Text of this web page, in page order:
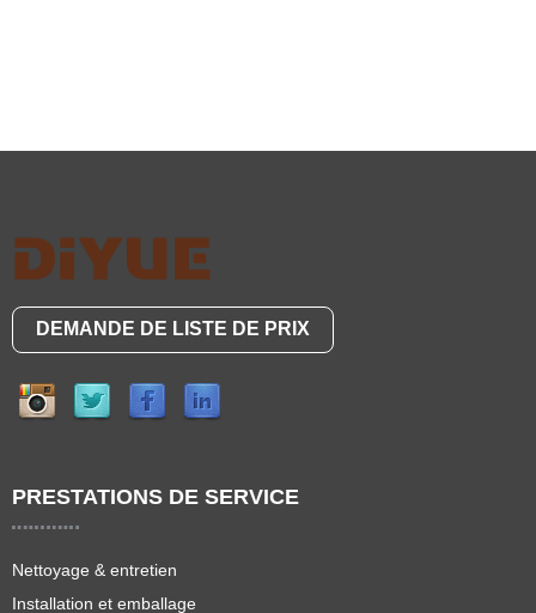
DEMANDE DE LISTE DE PRIX
PRESTATIONS DE SERVICE
Nettoyage & entretien
Installation et emballage